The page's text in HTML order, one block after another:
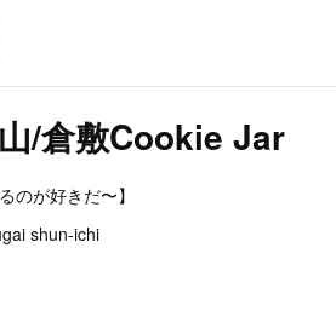
/倉敷Cookie Jar
のが好きだ〜】
shun-ichi